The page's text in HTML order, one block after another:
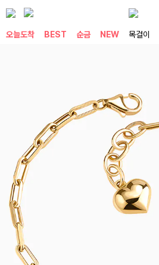
오늘도착 BEST 순금 NEW 목걸이